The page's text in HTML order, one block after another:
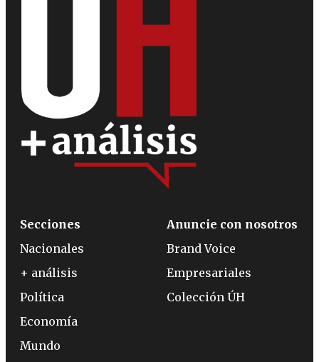
Secciones
Nacionales
+ análisis
Política
Economía
Mundo
Anuncie con nosotros
Brand Voice
Empresariales
Colección ÚH